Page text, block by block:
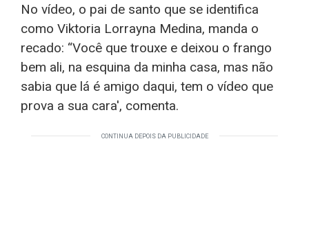
No vídeo, o pai de santo que se identifica
como Viktoria Lorrayna Medina, manda o
recado: “Você que trouxe e deixou o frango
bem ali, na esquina da minha casa, mas não
sabia que lá é amigo daqui, tem o vídeo que
prova a sua cara', comenta.
CONTINUA DEPOIS DA PUBLICIDADE